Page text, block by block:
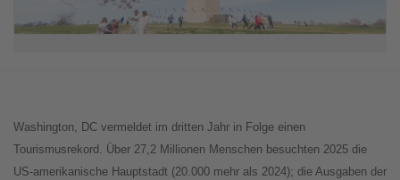
Washington, DC vermeldet im dritten Jahr in Folge einen
Tourismusrekord. Über 27,2 Millionen Menschen besuchten 2025 die
US-amerikanische Hauptstadt (20.000 mehr als 2024); die Ausgaben der